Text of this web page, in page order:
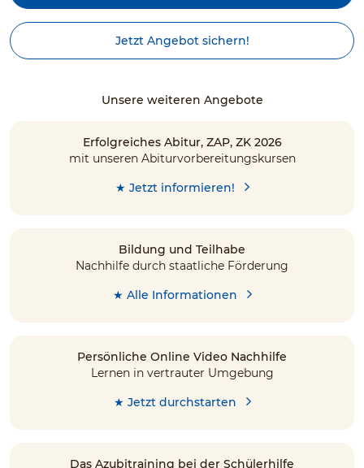
Jetzt Angebot sichern!
Unsere weiteren Angebote
Erfolgreiches Abitur, ZAP, ZK 2026
mit unseren Abiturvorbereitungskursen
★ Jetzt informieren!
Bildung und Teilhabe
Nachhilfe durch staatliche Förderung
★ Alle Informationen
Persönliche Online Video Nachhilfe
Lernen in vertrauter Umgebung
★ Jetzt durchstarten
Das Azubitraining bei der Schülerhilfe